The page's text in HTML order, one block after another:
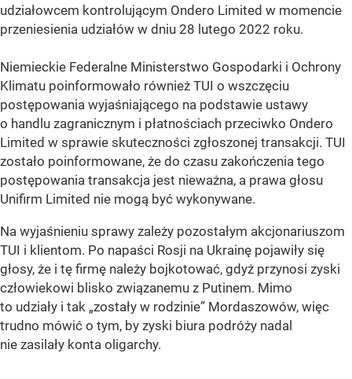
udziałowcem kontrolującym Ondero Limited w momencie
przeniesienia udziałów w dniu 28 lutego 2022 roku.
Niemieckie Federalne Ministerstwo Gospodarki i Ochrony
Klimatu poinformowało również TUI o wszczęciu
postępowania wyjaśniającego na podstawie ustawy
o handlu zagranicznym i płatnościach przeciwko Ondero
Limited w sprawie skuteczności zgłoszonej transakcji. TUI
zostało poinformowane, że do czasu zakończenia tego
postępowania transakcja jest nieważna, a prawa głosu
Unifirm Limited nie mogą być wykonywane.
Na wyjaśnieniu sprawy zależy pozostałym akcjonariuszom
TUI i klientom. Po napaści Rosji na Ukrainę pojawiły się
głosy, że i tę firmę należy bojkotować, gdyż przynosi zyski
człowiekowi blisko związanemu z Putinem. Mimo
to udziały i tak „zostały w rodzinie” Mordaszowów, więc
trudno mówić o tym, by zyski biura podróży nadal
nie zasilały konta oligarchy.